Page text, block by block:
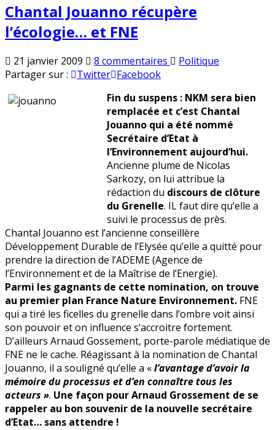
Chantal Jouanno récupère
l’écologie… et FNE
21 janvier 2009 8 commentaires sur
récupère
l’écologie…
et
FNE
Publié
Politique
Partager sur :
Twitter Facebook
Fin du suspens : NKM sera bien
remplacée et c’est Chantal
Jouanno qui a été nommé
Secrétaire d’Etat à
l’Environnement aujourd’hui.
Ancienne plume de Nicolas
Sarkozy, on lui attribue la
rédaction du discours de clôture
du Grenelle. IL faut dire qu’elle a
suivi le processus de près.
Chantal Jouanno est l’ancienne conseillère
Développement Durable de l’Elysée qu’elle a quitté pour
prendre la direction de l’ADEME (Agence de
l’Environnement et de la Maîtrise de l’Energie).
Parmi les gagnants de cette nomination, on trouve
au premier plan France Nature Environnement. FNE
qui a tiré les ficelles du grenelle dans l’ombre voit ainsi
son pouvoir et on influence s’accroitre fortement.
D’ailleurs Arnaud Gossement, porte-parole médiatique de
FNE ne le cache. Réagissant à la nomination de Chantal
Jouanno, il a souligné qu’elle a «l’avantage d’avoir la
mémoire du processus et d’en connaître tous les
acteurs ». Une façon pour Arnaud Grossement de se
rappeler au bon souvenir de la nouvelle secrétaire
d’Etat… sans attendre !